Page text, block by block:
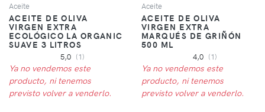
Aceite
ACEITE DE OLIVA
VIRGEN EXTRA
ECOLÓGICO LA ORGANIC
SUAVE 3 LITROS
5,0 (1)
Ya no vendemos este
producto, ni tenemos
previsto volver a venderlo.
Aceite
ACEITE DE OLIVA
VIRGEN EXTRA
MARQUÉS DE GRIÑÓN
500 ML
4,0 (1)
Ya no vendemos este
producto, ni tenemos
previsto volver a venderlo.